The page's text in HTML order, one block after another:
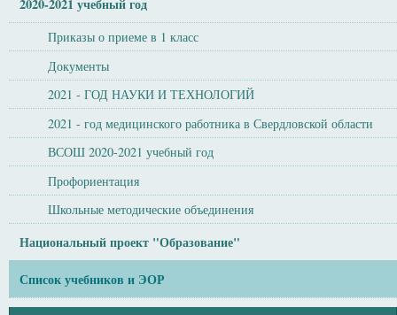
Приказы о приеме в 1 класс
Документы
2021 - ГОД НАУКИ И ТЕХНОЛОГИЙ
2021 - год медицинского работника в Свердловской области
ВСОШ 2020-2021 учебный год
Профориентация
Школьные методические объединения
Национальный проект "Образование"
Список учебников и ЭОР